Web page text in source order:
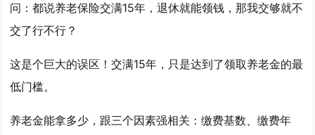
问：都说养老保险交满15年，退休就能领钱，那我交够就不
交了行不行？
这是个巨大的误区！交满15年，只是达到了领取养老金的最
低门槛。
养老金能拿多少，跟三个因素强相关：缴费基数、缴费年